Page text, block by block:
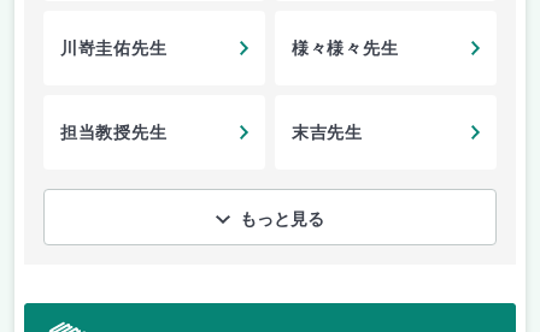
川嵜圭佑先生 様々様々先生
担当教授先生 末吉先生
もっと見る